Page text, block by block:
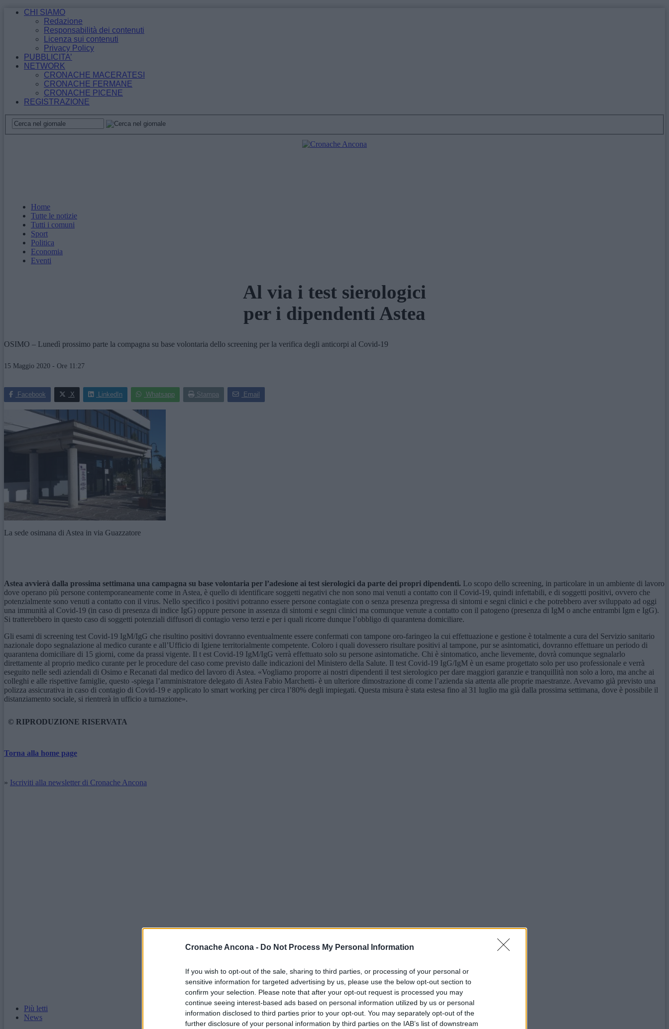
Cronache Ancona - Do Not Process My Personal Information
If you wish to opt-out of the sale, sharing to third parties, or processing of your personal or
sensitive information for targeted advertising by us, please use the below opt-out section to
confirm your selection. Please note that after your opt-out request is processed you may
continue seeing interest-based ads based on personal information utilized by us or personal
information disclosed to third parties prior to your opt-out. You may separately opt-out of the
further disclosure of your personal information by third parties on the IAB’s list of downstream
CHI SIAMO
Redazione
Responsabilità dei contenuti
Licenza sui contenuti
Privacy Policy
PUBBLICITA’
NETWORK
CRONACHE MACERATESI
CRONACHE FERMANE
CRONACHE PICENE
REGISTRAZIONE
Home
Tutte le notizie
Tutti i comuni
Sport
Politica
Economia
Eventi
Al via i test sierologici
per i dipendenti Astea
OSIMO – Lunedì prossimo parte la compagna su base volontaria dello screening per la verifica degli anticorpi al Covid-19
15 Maggio 2020 - Ore 11:27
Facebook X LinkedIn Whatsapp Stampa Email
La sede osimana di Astea in via Guazzatore
Astea avvierà dalla prossima settimana una campagna su base volontaria per l’adesione ai test sierologici da parte dei propri dipendenti. Lo scopo dello screening, in particolare in un ambiente di lavoro
dove operano più persone contemporaneamente come in Astea, è quello di identificare soggetti negativi che non sono mai venuti a contatto con il Covid-19, quindi infettabili, e di soggetti positivi, ovvero che
potenzialmente sono venuti a contatto con il virus. Nello specifico i positivi potranno essere persone contagiate con o senza presenza pregressa di sintomi e segni clinici e che potrebbero aver sviluppato ad oggi
una immunità al Covid-19 (in caso di presenza di indice IgG) oppure persone in assenza di sintomi e segni clinici ma comunque venute a contatto con il patogeno (presenza di IgM o anche entrambi Igm e IgG).
Si tratterebbero in questo caso di soggetti potenziali diffusori di contagio verso terzi e per i quali ricorre dunque l’obbligo di quarantena domiciliare.
Gli esami di screening test Covid-19 IgM/IgG che risultino positivi dovranno eventualmente essere confermati con tampone oro-faringeo la cui effettuazione e gestione è totalmente a cura del Servizio sanitario
nazionale dopo segnalazione al medico curante e all’Ufficio di Igiene territorialmente competente. Coloro i quali dovessero risultare positivi al tampone, pur se asintomatici, dovranno effettuare un periodo di
quarantena domiciliare di 15 giorni, come da prassi vigente. Il t est Covid-19 IgM/IgG verrà effettuato solo su persone asintomatiche. Chi è sintomatico, anche lievemente, dovrà comunque segnalarlo
direttamente al proprio medico curante per le procedure del caso come previsto dalle indicazioni del Ministero della Salute. Il test Covid-19 IgG/IgM è un esame progettato solo per uso professionale e verrà
eseguito nelle sedi aziendali di Osimo e Recanati dal medico del lavoro di Astea. «Vogliamo proporre ai nostri dipendenti il test sierologico per dare maggiori garanzie e tranquillità non solo a loro, ma anche ai
colleghi e alle rispettive famiglie, questo -spiega l’amministratore delegato di Astea Fabio Marchetti- è un ulteriore dimostrazione di come l’azienda sia attenta alle proprie maestranze. Avevamo già previsto una
polizza assicurativa in caso di contagio di Covid-19 e applicato lo smart working per circa l’80% degli impiegati. Questa misura è stata estesa fino al 31 luglio ma già dalla prossima settimana, dove è possibile il
distanziamento sociale, si rientrerà in ufficio a turnazione».
© RIPRODUZIONE RISERVATA
Torna alla home page
» Iscriviti alla newsletter di Cronache Ancona
Per poter lasciare o votare un commento devi essere registrato.
Più letti
News